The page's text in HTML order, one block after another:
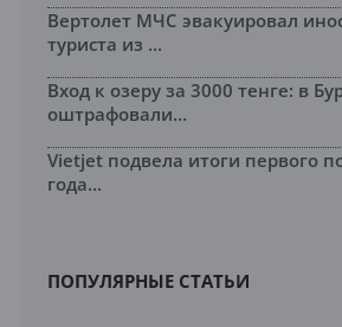
Вертолет МЧС эвакуировал
туриста из ...
Вход к озеру за 3000 тенге: в
оштрафовали...
Vietjet подвела итоги первого
года...
ПОПУЛЯРНЫЕ СТАТЬИ